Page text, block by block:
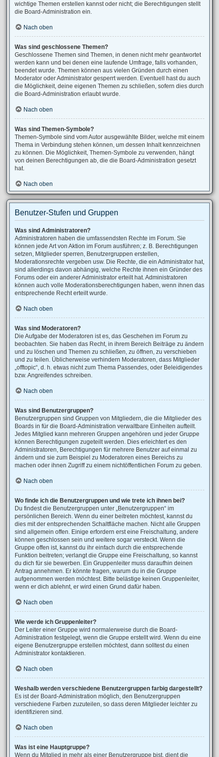
wichtige Themen erstellen kannst oder nicht; die Berechtigungen stellt
die Board-Administration ein.
Nach oben
Was sind geschlossene Themen?
Geschlossene Themen sind Themen, in denen nicht mehr geantwortet
werden kann und bei denen eine laufende Umfrage, falls vorhanden,
beendet wurde. Themen können aus vielen Gründen durch einen
Moderator oder Administrator gesperrt werden. Eventuell hast du auch
die Möglichkeit, deine eigenen Themen zu schließen, sofern dies durch
die Board-Administration erlaubt wurde.
Nach oben
Was sind Themen-Symbole?
Themen-Symbole sind vom Autor ausgewählte Bilder, welche mit einem
Thema in Verbindung stehen können, um dessen Inhalt kennzeichnen
zu können. Die Möglichkeit, Themen-Symbole zu verwenden, hängt
von deinen Berechtigungen ab, die die Board-Administration gesetzt
hat.
Nach oben
Benutzer-Stufen und Gruppen
Was sind Administratoren?
Administratoren haben die umfassendsten Rechte im Forum. Sie
können jede Art von Aktion im Forum ausführen; z. B. Berechtigungen
setzen, Mitglieder sperren, Benutzergruppen erstellen,
Moderationsrechte vergeben usw. Die Rechte, die ein Administrator hat,
sind allerdings davon abhängig, welche Rechte ihnen ein Gründer des
Forums oder ein anderer Administrator erteilt hat. Administratoren
können auch volle Moderationsberechtigungen haben, wenn ihnen das
entsprechende Recht erteilt wurde.
Nach oben
Was sind Moderatoren?
Die Aufgabe der Moderatoren ist es, das Geschehen im Forum zu
beobachten. Sie haben das Recht, in ihrem Bereich Beiträge zu ändern
und zu löschen und Themen zu schließen, zu öffnen, zu verschieben
und zu teilen. Üblicherweise verhindern Moderatoren, dass Mitglieder
„offtopic“, d. h. etwas nicht zum Thema Passendes, oder Beleidigendes
bzw. Angreifendes schreiben.
Nach oben
Was sind Benutzergruppen?
Benutzergruppen sind Gruppen von Mitgliedern, die die Mitglieder des
Boards in für die Board-Administration verwaltbare Einheiten aufteilt.
Jedes Mitglied kann mehreren Gruppen angehören und jeder Gruppe
können Berechtigungen zugeteilt werden. Dies erleichtert es den
Administratoren, Berechtigungen für mehrere Benutzer auf einmal zu
ändern und sie zum Beispiel zu Moderatoren eines Bereichs zu
machen oder ihnen Zugriff zu einem nichtöffentlichen Forum zu geben.
Nach oben
Wo finde ich die Benutzergruppen und wie trete ich ihnen bei?
Du findest die Benutzergruppen unter „Benutzergruppen“ im
persönlichen Bereich. Wenn du einer beitreten möchtest, kannst du
dies mit der entsprechenden Schaltfläche machen. Nicht alle Gruppen
sind allgemein offen. Einige erfordern erst eine Freischaltung, andere
können geschlossen sein und weitere sogar versteckt. Wenn die
Gruppe offen ist, kannst du ihr einfach durch die entsprechende
Funktion beitreten; verlangt die Gruppe eine Freischaltung, so kannst
du dich für sie bewerben. Ein Gruppenleiter muss daraufhin deinen
Antrag annehmen. Er könnte fragen, warum du in die Gruppe
aufgenommen werden möchtest. Bitte belästige keinen Gruppenleiter,
wenn er dich ablehnt, er wird einen Grund dafür haben.
Nach oben
Wie werde ich Gruppenleiter?
Der Leiter einer Gruppe wird normalerweise durch die Board-
Administration festgelegt, wenn die Gruppe erstellt wird. Wenn du eine
eigene Benutzergruppe erstellen möchtest, dann solltest du einen
Administrator kontaktieren.
Nach oben
Weshalb werden verschiedene Benutzergruppen farbig dargestellt?
Es ist der Board-Administration möglich, den Benutzergruppen
verschiedene Farben zuzuteilen, so dass deren Mitglieder leichter zu
identifizieren sind.
Nach oben
Was ist eine Hauptgruppe?
Wenn du Mitglied in mehr als einer Benutzergruppe bist, dient die